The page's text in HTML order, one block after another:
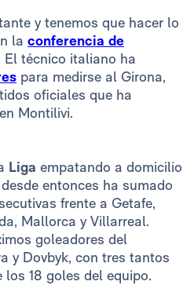
y tenemos que hacer lo
la conferencia de
El técnico italiano ha
para medirse al Girona,
oficiales que ha
Montilivi.
Liga empatando a domicilio
entonces ha sumado
frente a Getafe,
Mallorca y Villarreal.
goleadores del
y Dovbyk, con tres tantos
18 goles del equipo.